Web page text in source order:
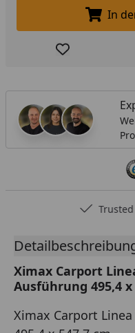
In
Produkt zur
Ximax Carport
Ausführung 495,4 x
Ximax Carport